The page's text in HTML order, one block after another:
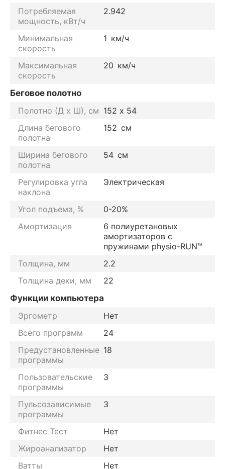
Потребляемая
мощность, кВт/ч
2.942
Минимальная
скорость
1 км/ч
Максимальная
скорость
20 км/ч
Беговое полотно
Полотно (Д х Ш), см 152 х 54
Длина бегового
полотна
152 см
Ширина бегового
полотна
54 см
Регулировка угла
наклона
Электрическая
Угол подъема, %
0-20%
Амортизация
6 полиуретановых
амортизаторов с
пружинами physio-RUN™
Толщина, мм
2.2
Толщина деки, мм
22
Функции компьютера
Эргометр
Нет
Всего программ
24
Предустановленные
программы
18
Пользовательские
программы
3
Пульсозависимые
программы
3
Фитнес Тест
Нет
Жироанализатор
Нет
Ватты
Нет